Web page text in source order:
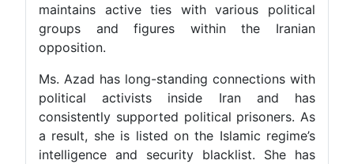
maintains active ties with various political
groups and figures within the Iranian
opposition.
Ms. Azad has long-standing connections with
political activists inside Iran and has
consistently supported political prisoners. As
a result, she is listed on the Islamic regime’s
intelligence and security blacklist. She has